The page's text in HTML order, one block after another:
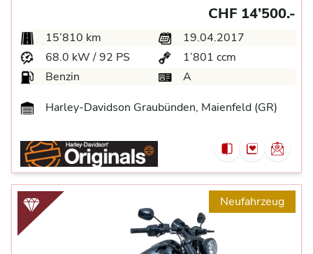
CHF 14’500.-
15’810 km
19.04.2017
68.0 kW / 92 PS
1’801 ccm
Benzin
A
Harley-Davidson Graubünden, Maienfeld (GR)
Neufahrzeug